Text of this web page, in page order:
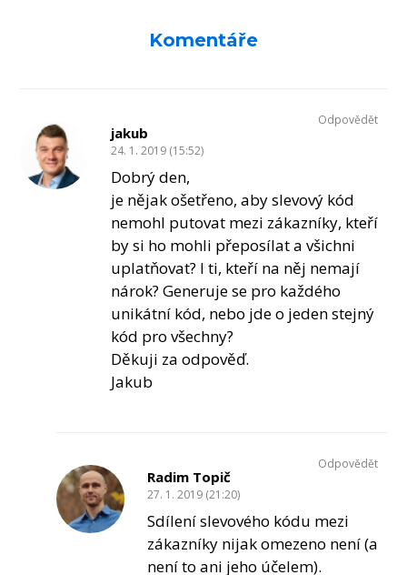
Komentáře
jakub
24. 1. 2019 (15:52)
Dobrý den,
je nějak ošetřeno, aby slevový kód
nemohl putovat mezi zákazníky, kteří
by si ho mohli přeposílat a všichni
uplatňovat? I ti, kteří na něj nemají
nárok? Generuje se pro každého
unikátní kód, nebo jde o jeden stejný
kód pro všechny?
Děkuji za odpověď.
Jakub
Odpovědět
Radim Topič
27. 1. 2019 (21:20)
Sdílení slevového kódu mezi
zákazníky nijak omezeno není (a
není to ani jeho účelem).
Odpovědět